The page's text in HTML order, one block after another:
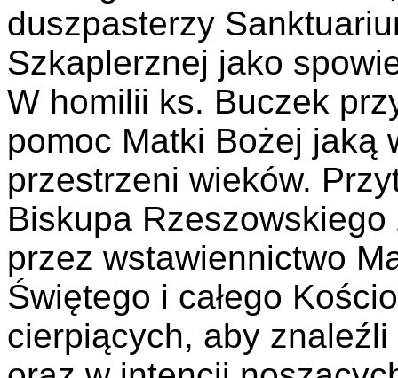
duszpasterzy
Szkaplerznej jako
W homilii ks. Buczek
pomoc Matki Bożej jaką
przestrzeni wieków.
Biskupa Rzeszowskiego
przez wstawiennictwo
Świętego i całego
cierpiących, aby